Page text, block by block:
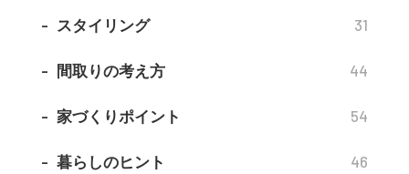
スタイリング 31
間取りの考え方 44
家づくりポイント 54
暮らしのヒント 46